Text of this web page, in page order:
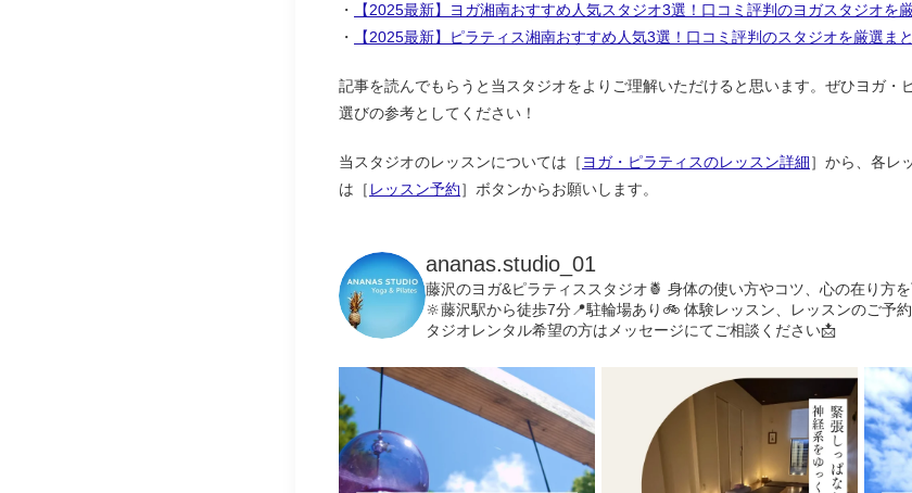
・
【2025最新】ヨガ湘南おすすめ人気スタジオ3選！口コミ評判のヨガスタジオを
・
【2025最新】ピラティス湘南おすすめ人気3選！口コミ評判のスタジオを厳選まと
記事を読んでもらうと当スタジオをよりご理解いただけると思います。ぜひヨガ・
選びの参考としてください！
当スタジオのレッスンについては［ ヨガ・ピラティスのレッスン詳細］から、各レ
は［ レッスン予約］ボタンからお願いします。
ananas.studio_01
藤沢のヨガ&ピラティススタジオ🍍 身体の使い方やコツ、心の在り方
🔆藤沢駅から徒歩7分📍駐輪場あり🚲 体験レッスン、レッスンのご予
タジオレンタル希望の方はメッセージにてご相談ください📩